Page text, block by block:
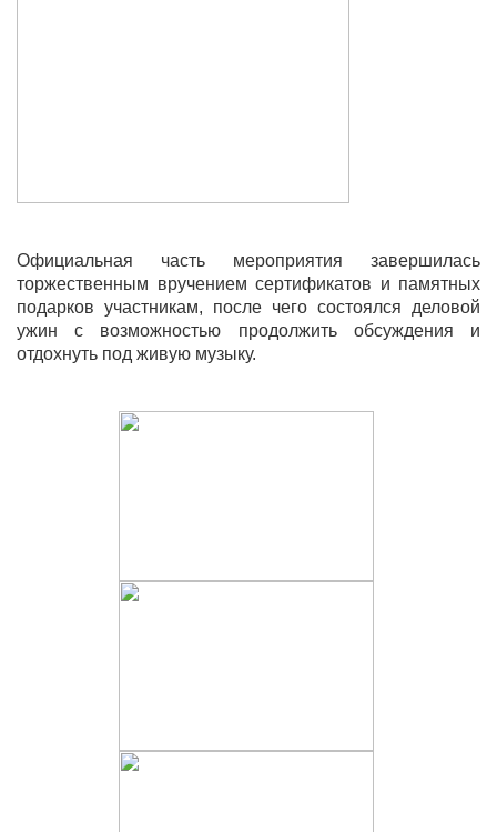
Официальная часть мероприятия завершилась
торжественным вручением сертификатов и памятных
подарков участникам, после чего состоялся деловой
ужин с возможностью продолжить обсуждения и
отдохнуть под живую музыку.